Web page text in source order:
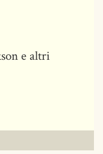
e altri